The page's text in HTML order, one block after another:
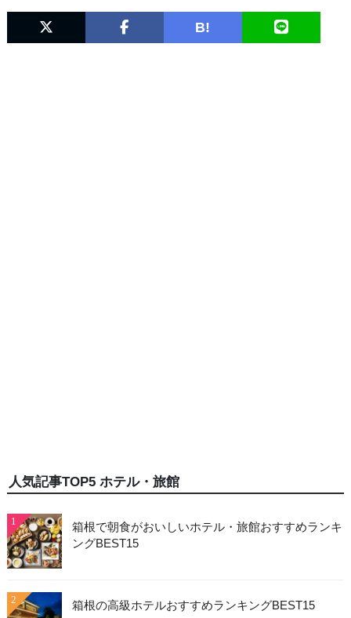
B!
人気記事TOP5 ホテル・旅館
1
箱根で朝食がおいしいホテル・旅館おすすめランキ
ングBEST15
2 箱根の高級ホテルおすすめランキングBEST15